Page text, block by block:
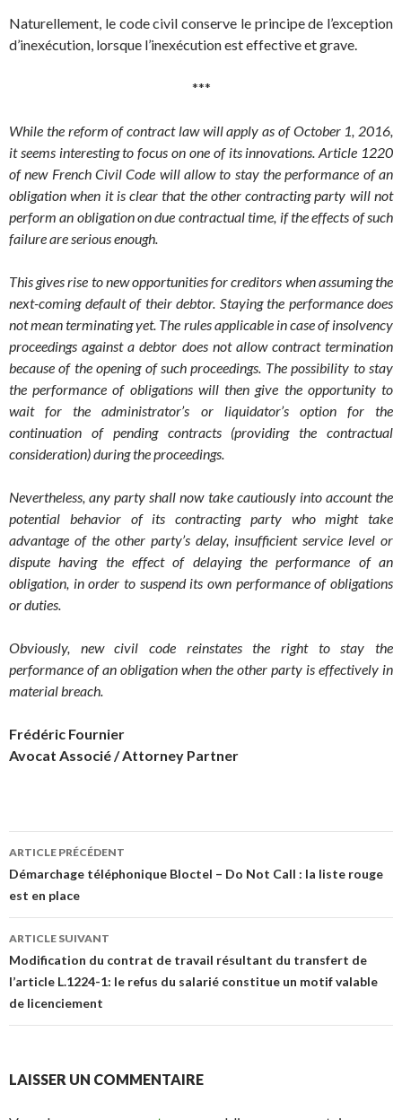
Naturellement, le code civil conserve le principe de l’exception
d’inexécution, lorsque l’inexécution est effective et grave.
***
While the reform of contract law will apply as of October 1, 2016,
it seems interesting to focus on one of its innovations. Article 1220
of new French Civil Code will allow to stay the performance of an
obligation when it is clear that the other contracting party will not
perform an obligation on due contractual time, if the effects of such
failure are serious enough.
This gives rise to new opportunities for creditors when assuming the
next-coming default of their debtor. Staying the performance does
not mean terminating yet. The rules applicable in case of insolvency
proceedings against a debtor does not allow contract termination
because of the opening of such proceedings. The possibility to stay
the performance of obligations will then give the opportunity to
wait for the administrator’s or liquidator’s option for the
continuation of pending contracts (providing the contractual
consideration) during the proceedings.
Nevertheless, any party shall now take cautiously into account the
potential behavior of its contracting party who might take
advantage of the other party’s delay, insufficient service level or
dispute having the effect of delaying the performance of an
obligation, in order to suspend its own performance of obligations
or duties.
Obviously, new civil code reinstates the right to stay the
performance of an obligation when the other party is effectively in
material breach.
Frédéric Fournier
Avocat Associé / Attorney Partner
Navigation
des
articles
ARTICLE PRÉCÉDENT
Démarchage téléphonique Bloctel – Do Not Call : la liste rouge
est en place
ARTICLE SUIVANT
Modification du contrat de travail résultant du transfert de
l’article L.1224-1: le refus du salarié constitue un motif valable
de licenciement
LAISSER UN COMMENTAIRE